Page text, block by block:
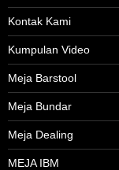
Kontak Kami
Kumpulan Video
Meja Barstool
Meja Bundar
Meja Dealing
MEJA IBM